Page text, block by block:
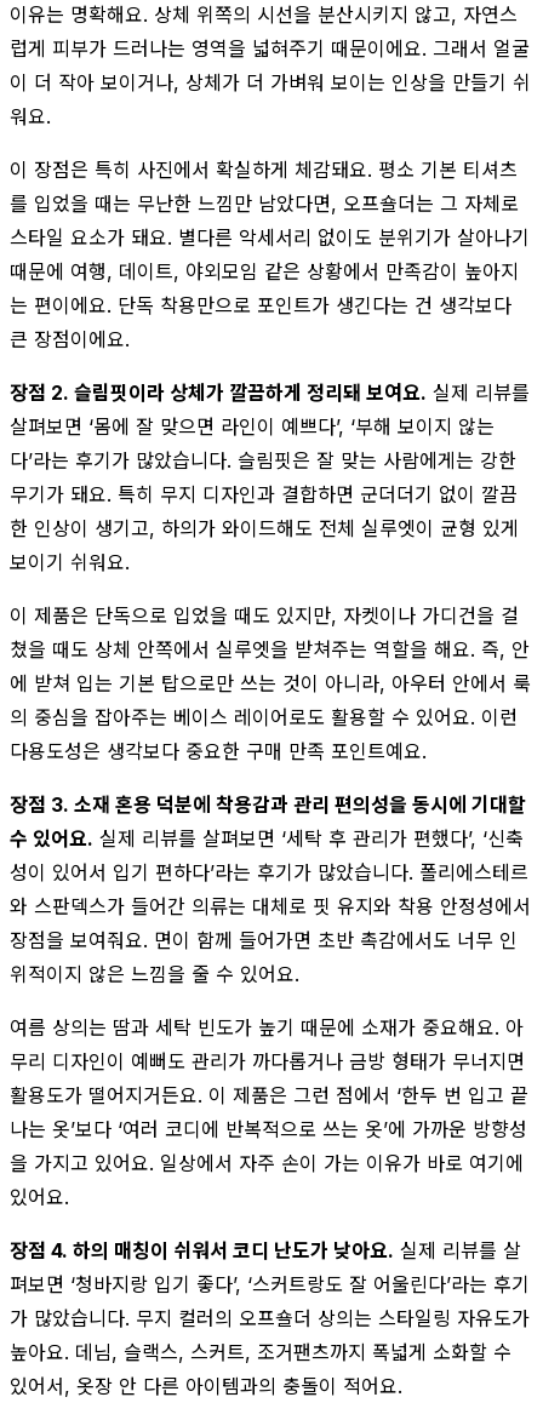
이유는 명확해요. 상체 위쪽의 시선을 분산시키지 않고, 자연스
럽게 피부가 드러나는 영역을 넓혀주기 때문이에요. 그래서 얼굴
이 더 작아 보이거나, 상체가 더 가벼워 보이는 인상을 만들기 쉬
워요.
이 장점은 특히 사진에서 확실하게 체감돼요. 평소 기본 티셔츠
를 입었을 때는 무난한 느낌만 남았다면, 오프숄더는 그 자체로
스타일 요소가 돼요. 별다른 악세서리 없이도 분위기가 살아나기
때문에 여행, 데이트, 야외모임 같은 상황에서 만족감이 높아지
는 편이에요. 단독 착용만으로 포인트가 생긴다는 건 생각보다
큰 장점이에요.
장점 2. 슬림핏이라 상체가 깔끔하게 정리돼 보여요. 실제 리뷰를
살펴보면 ‘몸에 잘 맞으면 라인이 예쁘다’, ‘부해 보이지 않는
다’라는 후기가 많았습니다. 슬림핏은 잘 맞는 사람에게는 강한
무기가 돼요. 특히 무지 디자인과 결합하면 군더더기 없이 깔끔
한 인상이 생기고, 하의가 와이드해도 전체 실루엣이 균형 있게
보이기 쉬워요.
이 제품은 단독으로 입었을 때도 있지만, 자켓이나 가디건을 걸
쳤을 때도 상체 안쪽에서 실루엣을 받쳐주는 역할을 해요. 즉, 안
에 받쳐 입는 기본 탑으로만 쓰는 것이 아니라, 아우터 안에서 룩
의 중심을 잡아주는 베이스 레이어로도 활용할 수 있어요. 이런
다용도성은 생각보다 중요한 구매 만족 포인트예요.
장점 3. 소재 혼용 덕분에 착용감과 관리 편의성을 동시에 기대할
수 있어요. 실제 리뷰를 살펴보면 ‘세탁 후 관리가 편했다’, ‘신축
성이 있어서 입기 편하다’라는 후기가 많았습니다. 폴리에스테르
와 스판덱스가 들어간 의류는 대체로 핏 유지와 착용 안정성에서
장점을 보여줘요. 면이 함께 들어가면 초반 촉감에서도 너무 인
위적이지 않은 느낌을 줄 수 있어요.
여름 상의는 땀과 세탁 빈도가 높기 때문에 소재가 중요해요. 아
무리 디자인이 예뻐도 관리가 까다롭거나 금방 형태가 무너지면
활용도가 떨어지거든요. 이 제품은 그런 점에서 ‘한두 번 입고 끝
나는 옷’보다 ‘여러 코디에 반복적으로 쓰는 옷’에 가까운 방향성
을 가지고 있어요. 일상에서 자주 손이 가는 이유가 바로 여기에
있어요.
장점 4. 하의 매칭이 쉬워서 코디 난도가 낮아요. 실제 리뷰를 살
펴보면 ‘청바지랑 입기 좋다’, ‘스커트랑도 잘 어울린다’라는 후기
가 많았습니다. 무지 컬러의 오프숄더 상의는 스타일링 자유도가
높아요. 데님, 슬랙스, 스커트, 조거팬츠까지 폭넓게 소화할 수
있어서, 옷장 안 다른 아이템과의 충돌이 적어요.